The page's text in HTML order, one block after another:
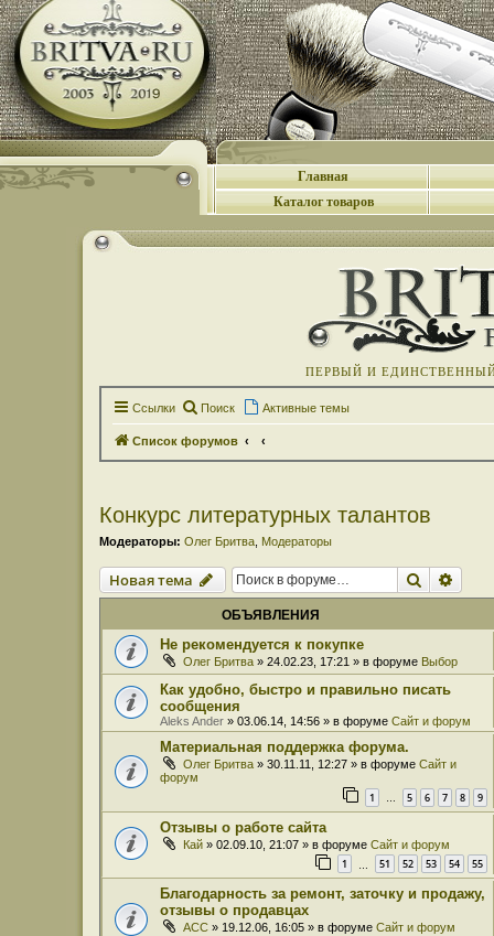
Главная
Каталог товаров
ПЕРВЫЙ И
Ссылки Поиск Активные темы
Список форумов
Конкурс литературных талантов
Модераторы: Олег Бритва Модераторы
Новая тема Поиск
ОБЪЯВЛЕНИЯ
Не рекомендуется к покупке
Олег Бритва » 24.02.23, 17:21 » в форуме Выбор
Как удобно, быстро и правильно писать
сообщения
Aleks Ander » 03.06.14, 14:56 » в форуме Сайт и форум
Материальная поддержка форума.
Олег Бритва » 30.11.11, 12:27 » в форуме Сайт и
форум
1 … 5 6 7 8 9
Отзывы о работе сайта
Кай » 02.09.10, 21:07 » в форуме Сайт и форум
1 51 52 53 54 55
Благодарность за ремонт, заточку и продажу,
отзывы о продавцах
ACC » 19.12.06, 16:05 » в форуме Сайт и форум